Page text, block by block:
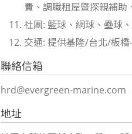
費、調職租屋暨探親補助
社團: 籃球、網球、壘球
交通: 提供基隆/台北/板
聯絡信箱
hrd@evergreen-marine.com
地址